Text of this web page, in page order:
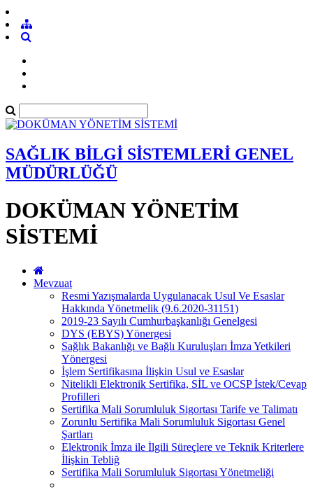
SAĞLIK BİLGİ SİSTEMLERİ GENEL
MÜDÜRLÜĞÜ
DOKÜMAN YÖNETİM
SİSTEMİ
Mevzuat
Resmi Yazışmalarda Uygulanacak Usul Ve Esaslar
Hakkında Yönetmelik (9.6.2020-31151)
2019-23 Sayılı Cumhurbaşkanlığı Genelgesi
DYS (EBYS) Yönergesi
Sağlık Bakanlığı ve Bağlı Kuruluşları İmza Yetkileri
Yönergesi
İşlem Sertifikasına İlişkin Usul ve Esaslar
Nitelikli Elektronik Sertifika, SİL ve OCSP İstek/Cevap
Profilleri
Sertifika Mali Sorumluluk Sigortası Tarife ve Talimatı
Zorunlu Sertifika Mali Sorumluluk Sigortası Genel
Şartları
Elektronik İmza ile İlgili Süreçlere ve Teknik Kriterlere
İlişkin Tebliğ
Sertifika Mali Sorumluluk Sigortası Yönetmeliği